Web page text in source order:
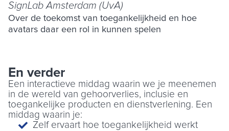
SignLab Amsterdam (UvA)
Over de toekomst van toegankelijkheid en hoe
avatars daar een rol in kunnen spelen
En verder
Een interactieve middag waarin we je meenemen
in de wereld van gehoorverlies, inclusie en
toegankelijke producten en dienstverlening. Een
middag waarin je:
Zelf ervaart hoe toegankelijkheid werkt